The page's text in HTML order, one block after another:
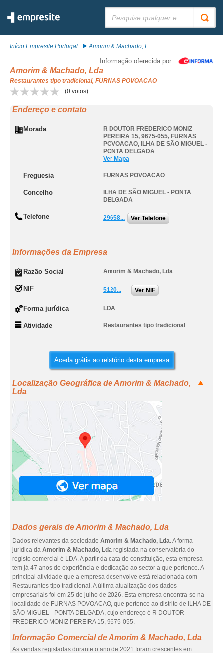
Início Empresite Portugal Amorim & Machado, L...
Informação oferecida por
Amorim & Machado, Lda
Restaurantes tipo tradicional, FURNAS POVOACAO
(0 votos)
Endereço e contato
Morada
R DOUTOR FREDERICO MONIZ
PEREIRA 15, 9675-055, FURNAS
POVOACAO, ILHA DE SÃO MIGUEL -
PONTA DELGADA
Ver Mapa
Freguesia FURNAS POVOACAO
Concelho
ILHA DE SÃO MIGUEL - PONTA
DELGADA
Telefone 29658... Ver Telefone
Informações da Empresa
Razão Social Amorim & Machado, Lda
NIF 5120... Ver NIF
Forma jurídica LDA
Atividade Restaurantes tipo tradicional
Aceda grátis ao relatório desta empresa
Localização Geográfica de Amorim & Machado,
Lda
Dados gerais de Amorim & Machado, Lda
Dados relevantes da sociedade Amorim & Machado, Lda. A forma
jurídica da Amorim & Machado, Lda registada na conservatória do
registo comercial é LDA. A partir da data de constituição, esta empresa
tem já 47 anos de experiência e dedicação ao sector a que pertence. A
principal atividade que a empresa desenvolve está relacionada com
Restaurantes tipo tradicional. A última atualização dos dados
empresariais foi em 25 de julho de 2026. Esta empresa encontra-se na
localidade de FURNAS POVOACAO, que pertence ao distrito de ILHA DE
SÃO MIGUEL - PONTA DELGADA, cujo endereço é R DOUTOR
FREDERICO MONIZ PEREIRA 15, 9675-055.
Informação Comercial de Amorim & Machado, Lda
As vendas registadas durante o ano de 2021 foram crescentes em